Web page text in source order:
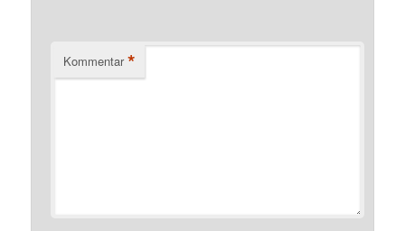
Kommentar *